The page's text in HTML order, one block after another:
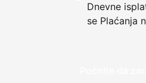
Dnevne
se Plaćanja
Počnite da